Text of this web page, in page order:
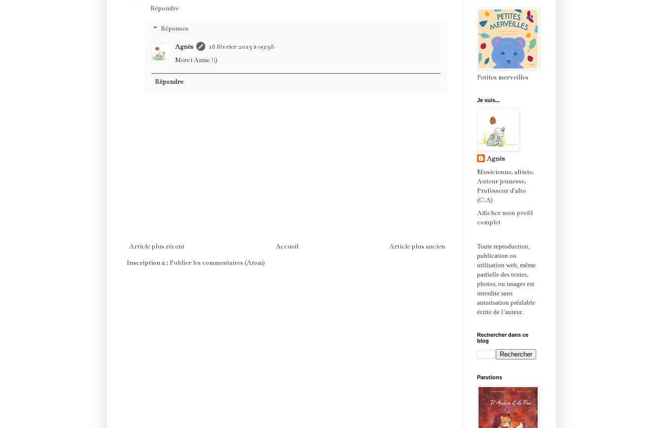
Répondre
Réponses
Agnès
18 février 2013 à 09:38
Merci Anne !:)
Répondre
Article plus récent Article plus ancien
Accueil
Inscription à : Publier les commentaires (Atom)
Petites merveilles
Je suis...
Agnès
Musicienne, altiste.
Auteur jeunesse.
Professeur d'alto
(C.A)
Afficher mon profil
complet
Toute reproduction,
publication ou
utilisation web, même
partielle des textes,
photos, ou images est
interdite sans
autorisation préalable
écrite de l’auteur.
Rechercher dans ce
blog
Parutions